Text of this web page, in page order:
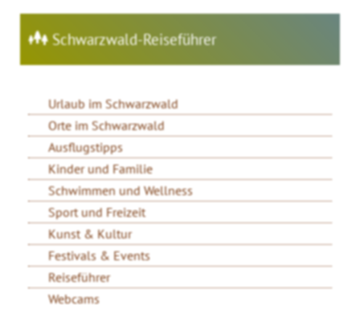
Schwarzwald-Reiseführer
Urlaub im Schwarzwald
Orte im Schwarzwald
Ausflugstipps
Kinder und Familie
Schwimmen und Wellness
Sport und Freizeit
Kunst & Kultur
Festivals & Events
Reiseführer
Webcams